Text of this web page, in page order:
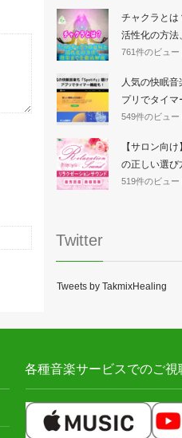
チャクラとは
活性化の方法
761件のビュー
人気の快眠
プリでタイマ
549件のビュー
【サロン向
の正しい選び
519件のビュー
Twitter
Tweets by TakmixHealing
各種音楽サービスでのご視